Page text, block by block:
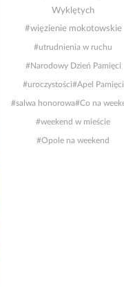
Wyklętych
#więzienie mokotowskie
#utrudnienia w ruchu
#Narodowy Dzień Pamięci
#uroczystości#Apel Pamięci
#salwa honorowa#Co na
#weekend w mieście
#Opole na weekend